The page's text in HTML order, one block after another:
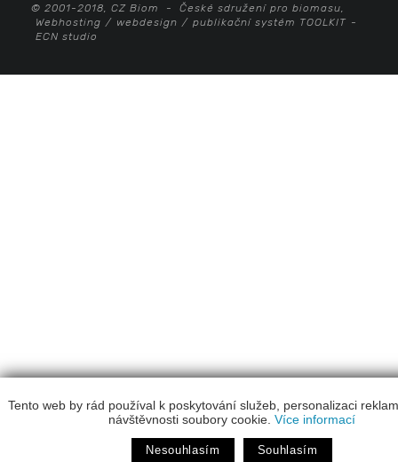
Tento web by rád používal k poskytování služeb, personalizaci
návštěvnosti soubory cookie. Více informací
Nesouhlasím Souhlasím
© 2001-2018, CZ Biom - České sdružení pro biomasu,
Webhosting / webdesign / publikační systém TOOLKIT -
ECN studio